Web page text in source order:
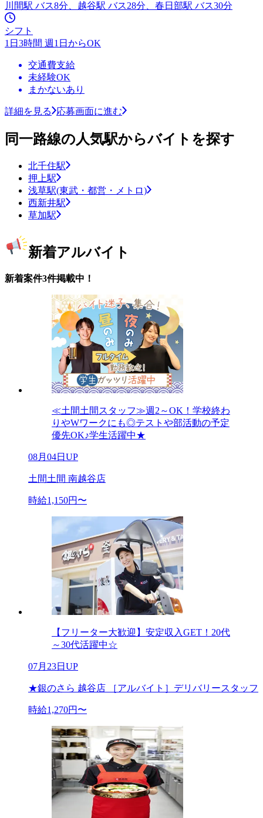
川間駅 バス8分、越谷駅 バス28分、春日部駅 バス30分
シフト
1日3時間 週1日からOK
交通費支給
未経験OK
まかないあり
詳細を見る 応募画面に進む
同一路線の人気駅からバイトを探す
北千住駅
押上駅
浅草駅(東武・都営・メトロ)
西新井駅
草加駅
新着アルバイト
新着案件3件掲載中！
≪土間土間スタッフ≫週2～OK！学校終わ
りやWワークにも◎テストや部活動の予定
優先OK♪学生活躍中★
08月04日UP
土間土間 南越谷店
時給1,150円〜
【フリーター大歓迎】安定収入GET！20代
～30代活躍中☆
07月23日UP
★銀のさら 越谷店 ［アルバイト］デリバリースタッフ
時給1,270円〜